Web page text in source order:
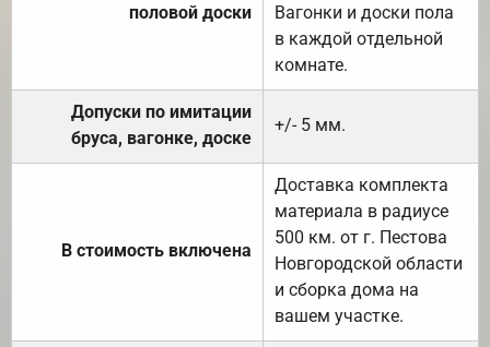
половой доски
Вагонки и доски пола
в каждой отдельной
комнате.
Допуски по имитации
бруса, вагонке, доске
+/- 5 мм.
В стоимость включена
Доставка комплекта
материала в радиусе
500 км. от г. Пестова
Новгородской области
и сборка дома на
вашем участке.